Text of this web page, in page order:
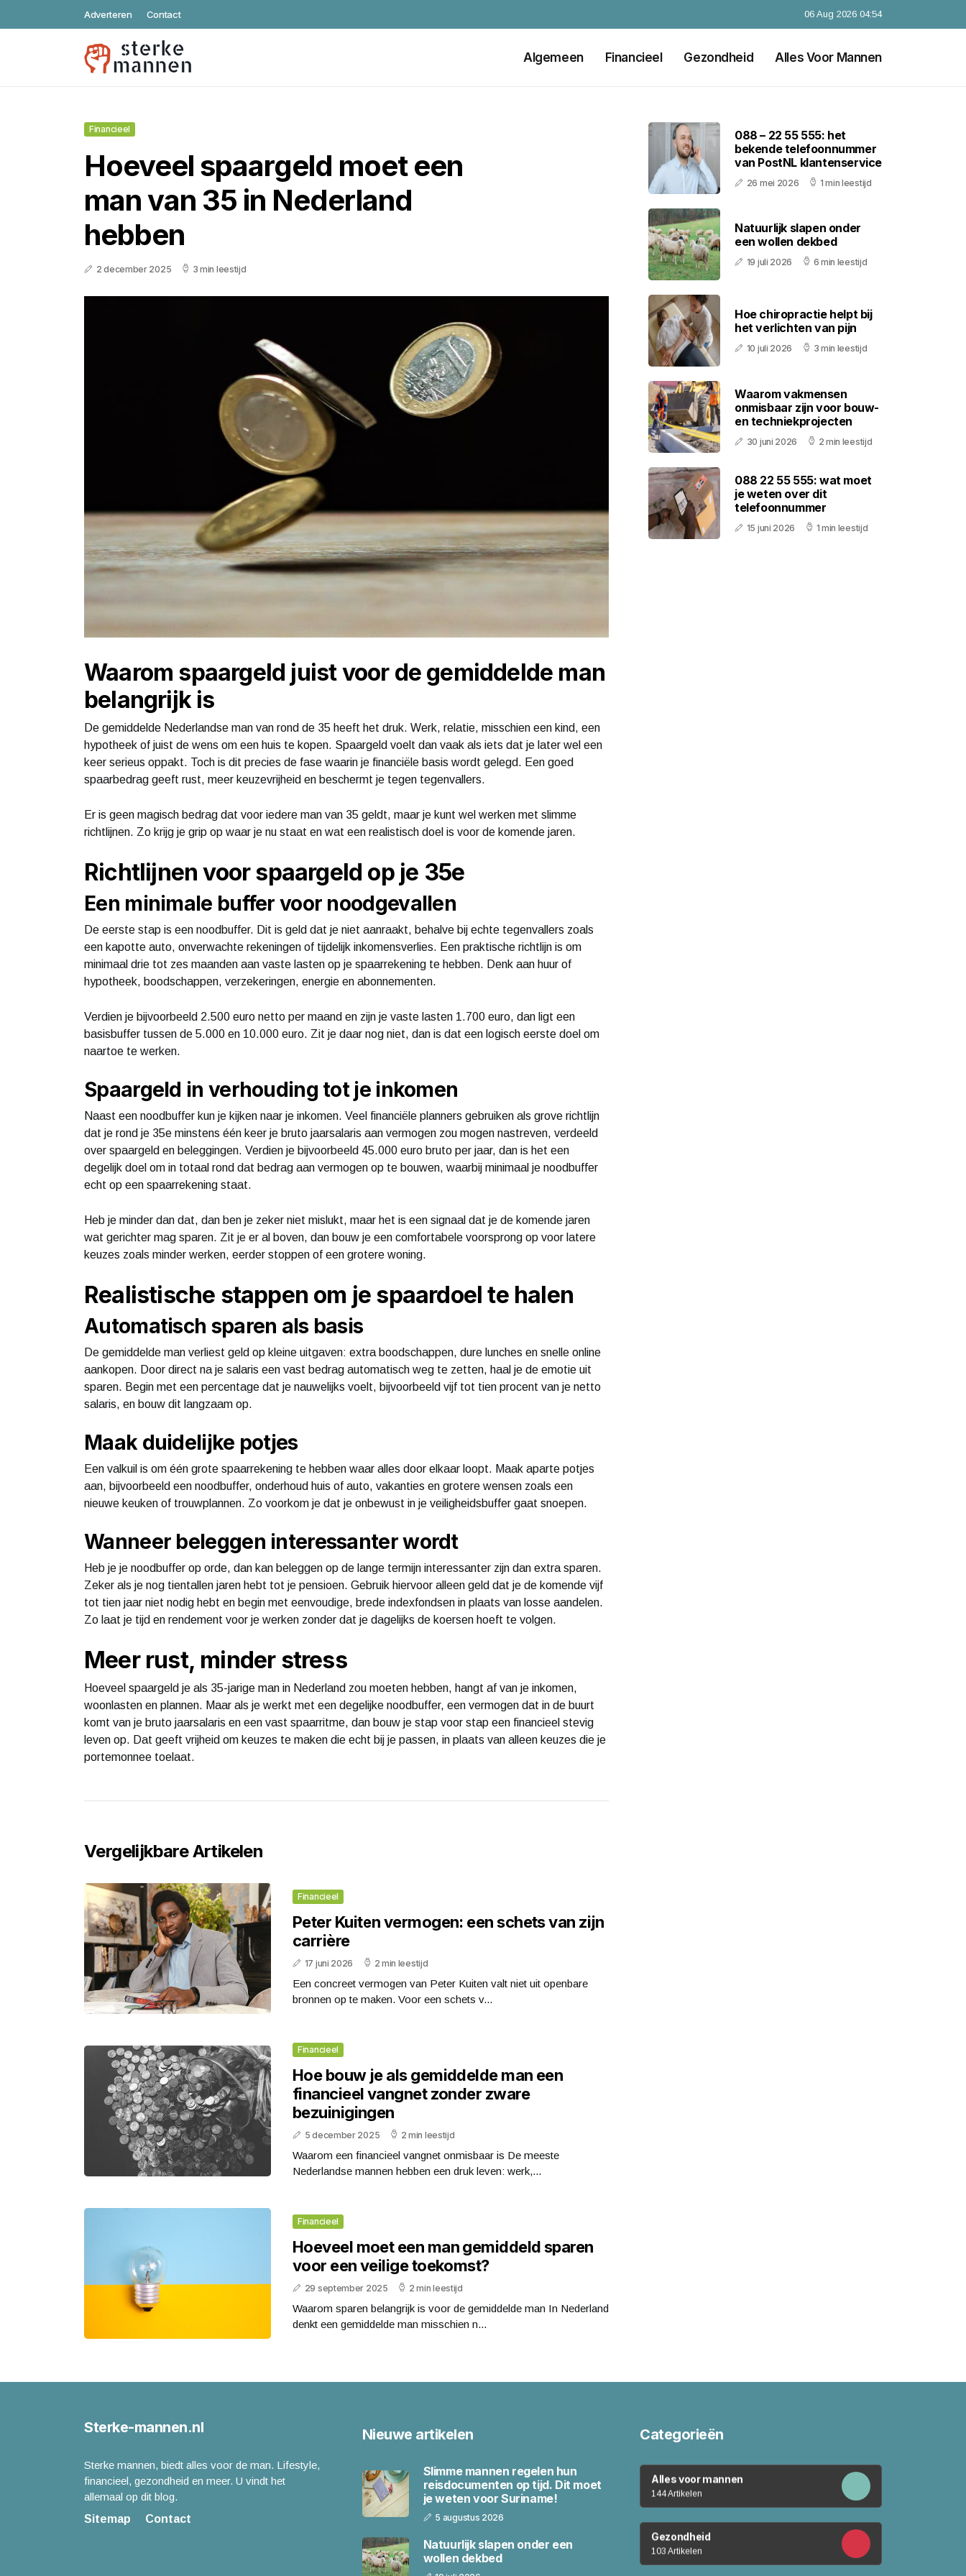
Adverteren Contact 06 Aug 2026 04:54
Algemeen Financieel Gezondheid Alles Voor Mannen
Financieel
Hoeveel spaargeld moet een
man van 35 in Nederland
hebben
2 december 2025 3 min leestijd
Waarom spaargeld juist voor de gemiddelde man
belangrijk is
De gemiddelde Nederlandse man van rond de 35 heeft het druk. Werk, relatie, misschien een kind, een
hypotheek of juist de wens om een huis te kopen. Spaargeld voelt dan vaak als iets dat je later wel een
keer serieus oppakt. Toch is dit precies de fase waarin je financiële basis wordt gelegd. Een goed
spaarbedrag geeft rust, meer keuzevrijheid en beschermt je tegen tegenvallers.
Er is geen magisch bedrag dat voor iedere man van 35 geldt, maar je kunt wel werken met slimme
richtlijnen. Zo krijg je grip op waar je nu staat en wat een realistisch doel is voor de komende jaren.
Richtlijnen voor spaargeld op je 35e
Een minimale buffer voor noodgevallen
De eerste stap is een noodbuffer. Dit is geld dat je niet aanraakt, behalve bij echte tegenvallers zoals
een kapotte auto, onverwachte rekeningen of tijdelijk inkomensverlies. Een praktische richtlijn is om
minimaal drie tot zes maanden aan vaste lasten op je spaarrekening te hebben. Denk aan huur of
hypotheek, boodschappen, verzekeringen, energie en abonnementen.
Verdien je bijvoorbeeld 2.500 euro netto per maand en zijn je vaste lasten 1.700 euro, dan ligt een
basisbuffer tussen de 5.000 en 10.000 euro. Zit je daar nog niet, dan is dat een logisch eerste doel om
naartoe te werken.
Spaargeld in verhouding tot je inkomen
Naast een noodbuffer kun je kijken naar je inkomen. Veel financiële planners gebruiken als grove richtlijn
dat je rond je 35e minstens één keer je bruto jaarsalaris aan vermogen zou mogen nastreven, verdeeld
over spaargeld en beleggingen. Verdien je bijvoorbeeld 45.000 euro bruto per jaar, dan is het een
degelijk doel om in totaal rond dat bedrag aan vermogen op te bouwen, waarbij minimaal je noodbuffer
echt op een spaarrekening staat.
Heb je minder dan dat, dan ben je zeker niet mislukt, maar het is een signaal dat je de komende jaren
wat gerichter mag sparen. Zit je er al boven, dan bouw je een comfortabele voorsprong op voor latere
keuzes zoals minder werken, eerder stoppen of een grotere woning.
Realistische stappen om je spaardoel te halen
Automatisch sparen als basis
De gemiddelde man verliest geld op kleine uitgaven: extra boodschappen, dure lunches en snelle online
aankopen. Door direct na je salaris een vast bedrag automatisch weg te zetten, haal je de emotie uit
sparen. Begin met een percentage dat je nauwelijks voelt, bijvoorbeeld vijf tot tien procent van je netto
salaris, en bouw dit langzaam op.
Maak duidelijke potjes
Een valkuil is om één grote spaarrekening te hebben waar alles door elkaar loopt. Maak aparte potjes
aan, bijvoorbeeld een noodbuffer, onderhoud huis of auto, vakanties en grotere wensen zoals een
nieuwe keuken of trouwplannen. Zo voorkom je dat je onbewust in je veiligheidsbuffer gaat snoepen.
Wanneer beleggen interessanter wordt
Heb je je noodbuffer op orde, dan kan beleggen op de lange termijn interessanter zijn dan extra sparen.
Zeker als je nog tientallen jaren hebt tot je pensioen. Gebruik hiervoor alleen geld dat je de komende vijf
tot tien jaar niet nodig hebt en begin met eenvoudige, brede indexfondsen in plaats van losse aandelen.
Zo laat je tijd en rendement voor je werken zonder dat je dagelijks de koersen hoeft te volgen.
Meer rust, minder stress
Hoeveel spaargeld je als 35-jarige man in Nederland zou moeten hebben, hangt af van je inkomen,
woonlasten en plannen. Maar als je werkt met een degelijke noodbuffer, een vermogen dat in de buurt
komt van je bruto jaarsalaris en een vast spaarritme, dan bouw je stap voor stap een financieel stevig
leven op. Dat geeft vrijheid om keuzes te maken die echt bij je passen, in plaats van alleen keuzes die je
portemonnee toelaat.
Vergelijkbare Artikelen
Financieel
Peter Kuiten vermogen: een schets van zijn
carrière
17 juni 2026 2 min leestijd
Een concreet vermogen van Peter Kuiten valt niet uit openbare
bronnen op te maken. Voor een schets v...
Financieel
Hoe bouw je als gemiddelde man een
financieel vangnet zonder zware
bezuinigingen
5 december 2025 2 min leestijd
Waarom een financieel vangnet onmisbaar is De meeste
Nederlandse mannen hebben een druk leven: werk,...
Financieel
Hoeveel moet een man gemiddeld sparen
voor een veilige toekomst?
29 september 2025 2 min leestijd
Waarom sparen belangrijk is voor de gemiddelde man In Nederland
denkt een gemiddelde man misschien n...
088 – 22 55 555: het
bekende telefoonnummer
van PostNL klantenservice
26 mei 2026 1 min leestijd
Natuurlijk slapen onder
een wollen dekbed
19 juli 2026 6 min leestijd
Hoe chiropractie helpt bij
het verlichten van pijn
10 juli 2026 3 min leestijd
Waarom vakmensen
onmisbaar zijn voor bouw-
en techniekprojecten
30 juni 2026 2 min leestijd
088 22 55 555: wat moet
je weten over dit
telefoonnummer
15 juni 2026 1 min leestijd
Sterke-mannen.nl
Sterke mannen, biedt alles voor de man. Lifestyle,
financieel, gezondheid en meer. U vindt het
allemaal op dit blog.
Sitemap
Contact
Nieuwe artikelen
Slimme mannen regelen hun
reisdocumenten op tijd. Dit moet
je weten voor Suriname!
5 augustus 2026
Natuurlijk slapen onder een
wollen dekbed
Categorieën
Alles voor mannen
144 Artikelen
Gezondheid
103 Artikelen